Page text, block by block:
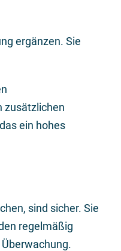
ergänzen. Sie
zusätzlichen
ein hohes
sind sicher. Sie
regelmäßig